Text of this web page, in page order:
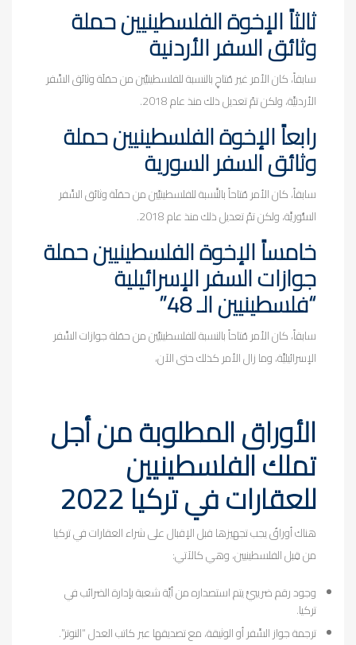
ثالثاً الإخوة الفلسطينيين حملة
وثائق السفر الأردنية
سابقاً، كان الأمر غير مُتاحٍ بالنسبة للفلسطينيِّين من حمَلَة وثائق السَّفر
الأردنيَّة، ولكن تمّ تعديل ذلك منذ عام 2018.
رابعاً الإخوة الفلسطينيين حملة
وثائق السفر السورية
سابقاً، كان الأمر مُتاحاً بالنَّسبة للفلسطينيِّين من حمَلَة وثائق السَّفر
السُّوريَّة، ولكن تمّ تعديل ذلك منذ عام 2018.
خامساً الإخوة الفلسطينيين حملة
جوازات السفر الإسرائيلية
“فلسطينيين الـ 48”
سابقاً، كان الأمر مُتاحاً بالنسبة للفلسطينيِّين من حمَلة جوازات السَّفر
الإسرائيليَّة، وما زال الأمر كذلك حتى الآن،
الأوراق المطلوبة من أجل
تملك الفلسطينيين
للعقارات في تركيا 2022
هناك أوراقٌ يجب تجهيزها قبل الإقبال على شراء العقارات في تركيا
من قِبل الفلسطينيين، وهي كالآتي:
وجود رقم ضريبيٍّ يتم استصداره من أيَّة شعبة بإدارة الضرائب في
تركيا.
ترجمة جواز السَّفر أو الوثيقة، مع تصديقها عبر كاتب العدل “النوتر”.